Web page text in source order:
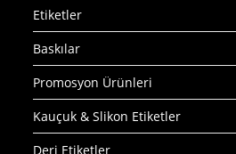
Etiketler
Baskılar
Promosyon Ürünleri
Kauçuk & Slikon Etiketler
Deri Etiketler